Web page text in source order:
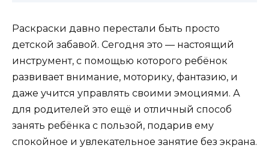
Раскраски давно перестали быть просто
детской забавой. Сегодня это — настоящий
инструмент, с помощью которого ребёнок
развивает внимание, моторику, фантазию, и
даже учится управлять своими эмоциями. А
для родителей это ещё и отличный способ
занять ребёнка с пользой, подарив ему
спокойное и увлекательное занятие без экрана.